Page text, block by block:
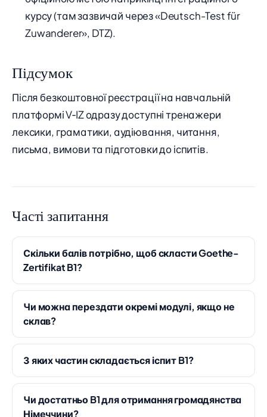
курсу (там зазвичай через «Deutsch-Test für
Zuwanderer», DTZ).
Підсумок
Після безкоштовної реєстрації на навчальній
платформі V‑IZ одразу доступні тренажери
лексики, граматики, аудіювання, читання,
письма, вимови та підготовки до іспитів.
Часті запитання
Скільки балів потрібно, щоб скласти Goethe-
Zertifikat B1?
Чи можна перездати окремі модулі, якщо не
склав?
З яких частин складається іспит B1?
Чи достатньо B1 для отримання громадянства
Німеччини?